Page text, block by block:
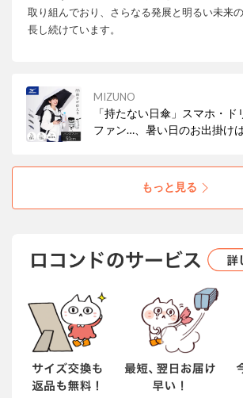
取り組んでおり、さらなる発展と明るい未来
長し続けています。
MIZUNO
「持たない日傘」スマホ・ド
ファン…、暑い日のお出掛け
がっていても、リュックなど
面ファスナーで固定できる。
紹介いたします。
もっと見る